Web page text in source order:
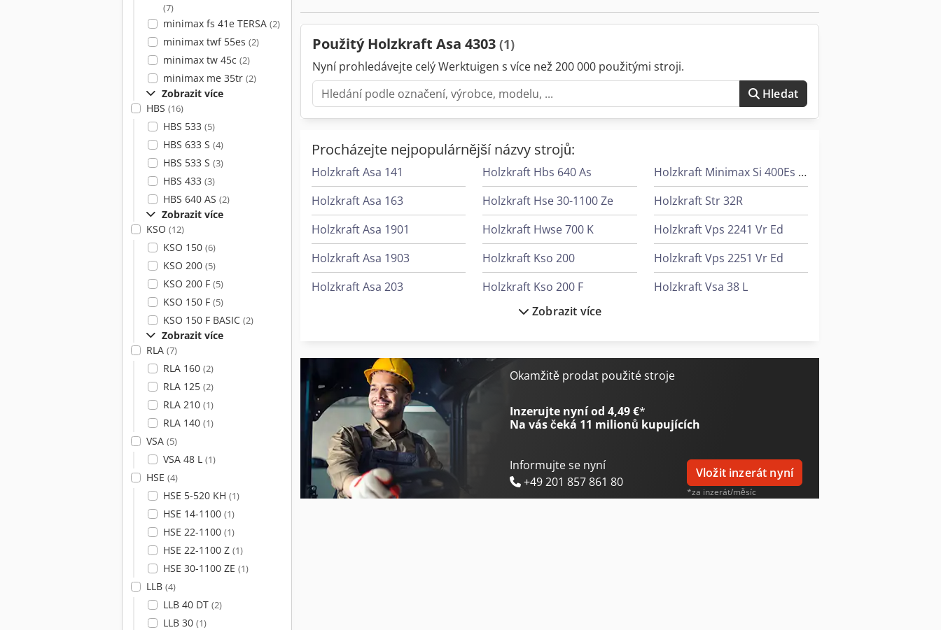
(7)
minimax fs 41e TERSA (2)
minimax twf 55es (2)
minimax tw 45c (2)
minimax me 35tr (2)
Zobrazit více
HBS (16)
HBS 533 (5)
HBS 633 S (4)
HBS 533 S (3)
HBS 433 (3)
HBS 640 AS (2)
Zobrazit více
KSO (12)
KSO 150 (6)
KSO 200 (5)
KSO 200 F (5)
KSO 150 F (5)
KSO 150 F BASIC (2)
Zobrazit více
RLA (7)
RLA 160 (2)
RLA 125 (2)
RLA 210 (1)
RLA 140 (1)
VSA (5)
VSA 48 L (1)
HSE (4)
HSE 5-520 KH (1)
HSE 14-1100 (1)
HSE 22-1100 (1)
HSE 22-1100 Z (1)
HSE 30-1100 ZE (1)
LLB (4)
LLB 40 DT (2)
LLB 30 (1)
Dsdohk S Slopfx Apqokr - okamžitě k dispozici -
Použitý Holzkraft Asa 4303 (1)
Nyní prohledávejte celý Werktuigen s více než 200 000 použitými stroji.
Hledat
Procházejte nejpopulárnější názvy strojů:
Holzkraft Asa 141
Holzkraft Asa 163
Holzkraft Asa 1901
Holzkraft Asa 1903
Holzkraft Asa 203
Holzkraft Bbs 630 C
Holzkraft Hbs 533
Holzkraft Hbs 640 As
Holzkraft Hse 30-1100 Ze
Holzkraft Hwse 700 K
Holzkraft Kso 200
Holzkraft Kso 200 F
Holzkraft Minimax Fs 41E Tersa
Holzkraft Minimax Si 400Es 32 M
Holzkraft Str 32R
Holzkraft Vps 2241 Vr Ed
Holzkraft Vps 2251 Vr Ed
Holzkraft Vsa 38 L
Zobrazit více
Okamžitě prodat použité stroje
Inzerujte nyní od 4,49 €*
Na vás čeká 11 milionů kupujících
Informujte se nyní
+49 201 857 861 80
Vložit inzerát nyní
*za inzerát/měsíc